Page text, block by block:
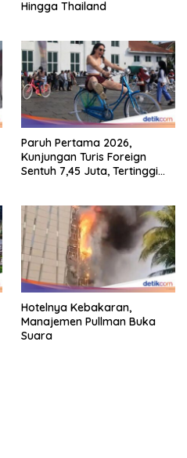
Hingga Thailand
Paruh Pertama 2026,
Kunjungan Turis Foreign
Sentuh 7,45 Juta, Tertinggi
Hotelnya Kebakaran,
Manajemen Pullman Buka
Suara